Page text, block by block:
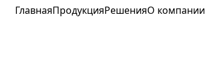
ГлавнаяПродукцияРешенияО компании